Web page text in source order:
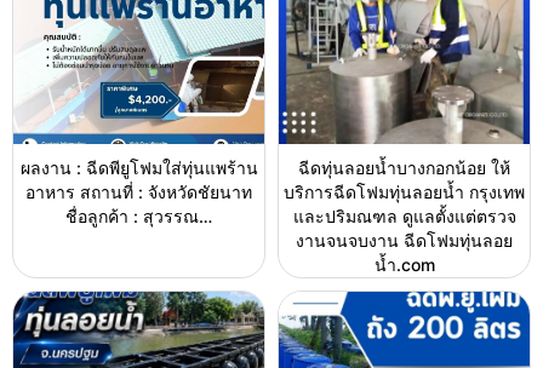
ผลงาน : ฉีดพียูโฟมใส่ทุ่นแพร้าน
อาหาร สถานที่ : จังหวัดชัยนาท
ชื่อลูกค้า : สุวรรณ…
ฉีดทุ่นลอยน้ำบางกอกน้อย ให้
บริการฉีดโฟมทุ่นลอยน้ำ กรุงเทพ
และปริมณฑล ดูแลตั้งแต่ตรวจ
งานจนจบงาน ฉีดโฟมทุ่นลอย
น้ำ.com